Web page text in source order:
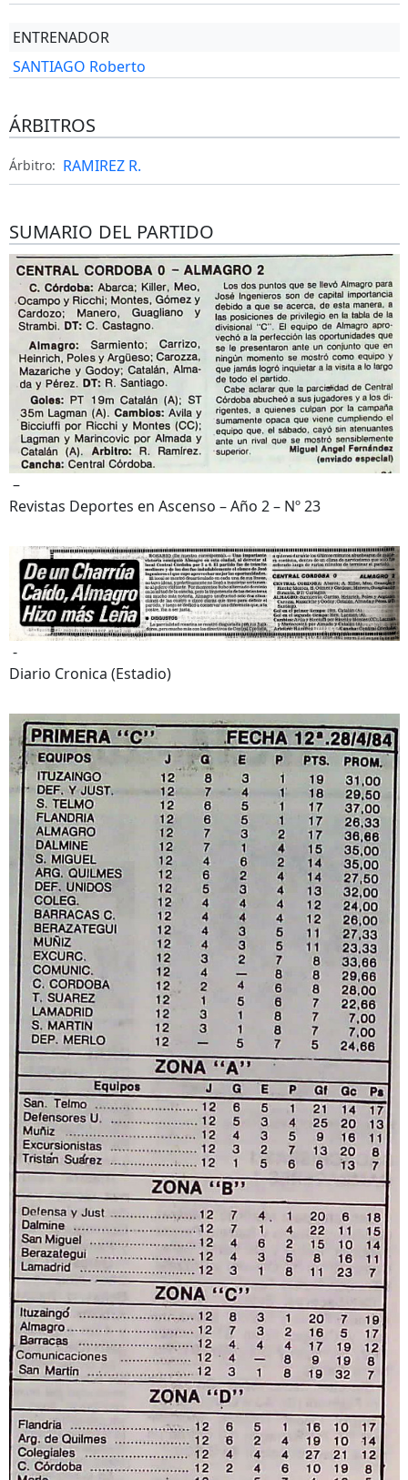
ENTRENADOR
SANTIAGO Roberto
ÁRBITROS
Árbitro: RAMIREZ R.
SUMARIO DEL PARTIDO
–
Revistas Deportes en Ascenso – Año 2 – Nº 23
-
Diario Cronica (Estadio)